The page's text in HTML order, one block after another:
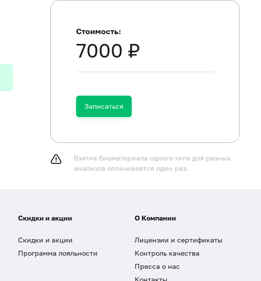
Стоимость:
7000 ₽
Записаться
Взятие биоматериала одного типа для разных
анализов оплачивается один раз.
Скидки и акции
Скидки и акции
Программа лояльности
О Компании
Лицензии и сертификаты
Контроль качества
Пресса о нас
Контакты